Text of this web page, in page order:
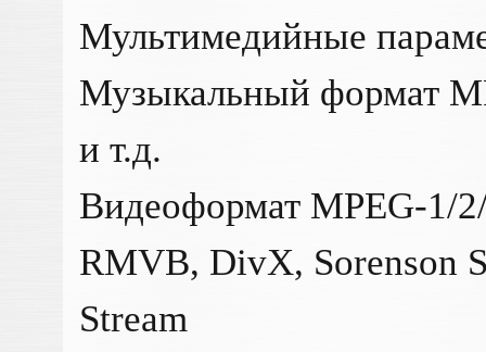
Мультимедийные
Музыкальный формат
и т.д.
Видеоформат MPEG-1/
RMVB, DivX, Sorenson
Stream